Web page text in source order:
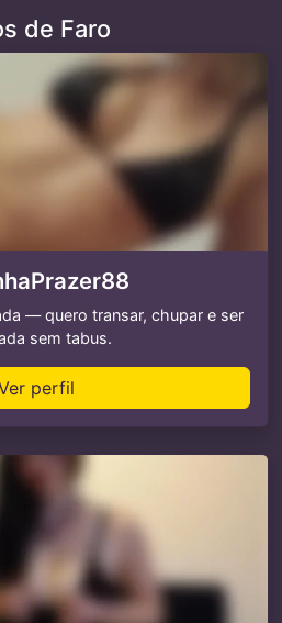
de Faro
— quero transar, chupar e ser
sem tabus.
perfil